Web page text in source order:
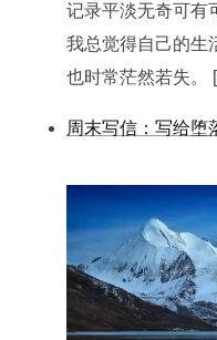
记录平淡无奇可有
我总觉得自己的生
也时常茫然若失。
周末写信：写给堕